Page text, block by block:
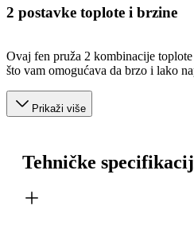
2 postavke toplote i brzine
Ovaj fen pruža 2 kombinacije
što vam omogućava da brzo i lako
Prikaži više
Tehničke